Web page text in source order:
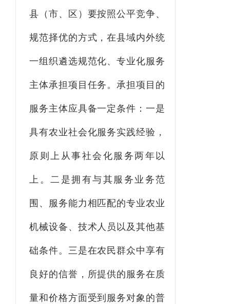
县 （市、区） 要按照公平竞争、
规范择优的方式，在县域内外统
一组织遴选规范化、专业化服务
主体承担项目任务。承担项目的
服务主体应具备一定条件：一是
具有农业社会化服务实践经验，
原则上从事社会化服务两年以
上。二是拥有与其服务业务范
围、服务能力相匹配的专业农业
机械设备、技术人员以及其他基
础条件。三是在农民群众中享有
良好的信誉，所提供的服务在质
量和价格方面受到服务对象的普